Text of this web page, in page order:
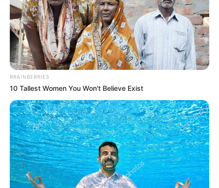
BRAINBERRIES
10 Tallest Women You Won't Believe Exist